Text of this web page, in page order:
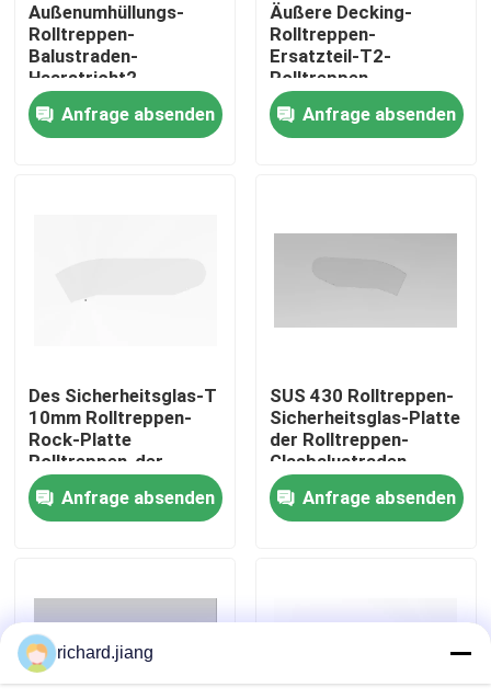
Heim
Produkte
Kontaktiere uns
Nachrichten
Rolltreppen-Modernisierung
Beweglicher Weg-Rolltreppe
Außenumhüllungs-
Rolltreppen-
Balustraden-
Haarstricht2-
Balustraden-
Innenplatte
Anfrage absenden
Äußere Decking-
Rolltreppen-
Ersatzteil-T2-
Rolltreppen-
Glasbalustrade
SUS304Anfrage absenden
Des Sicherheitsglas-T
10mm Rolltreppen-
Rock-Platte
Rolltreppen-der
Balustraden-SUS304
Anfrage absenden
SUS 430 Rolltreppen-
Sicherheitsglas-Platte
der Rolltreppen-
Glasbalustraden-
12mm
Anfrage absenden
richard.jiang